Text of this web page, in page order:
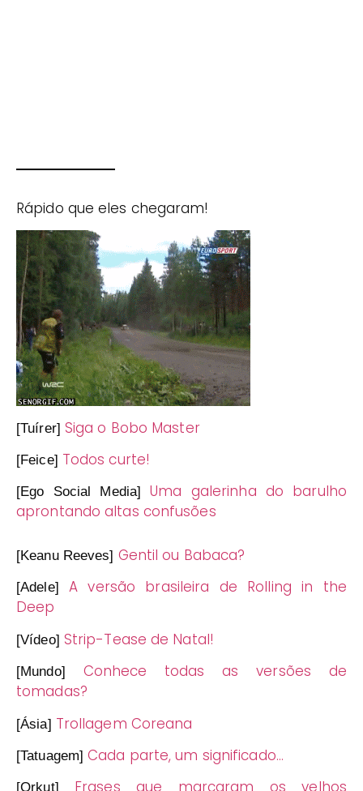
Rápido que eles chegaram!
[Tuírer] Siga o Bobo Master
[Feice] Todos curte!
[Ego Social Media]
Uma galerinha do barulho
aprontando altas confusões
[Keanu Reeves] Gentil ou Babaca?
[Adele]
A versão brasileira de Rolling in the
Deep
[Vídeo] Strip-Tease de Natal!
[Mundo]
Conhece todas as versões de
tomadas?
[Ásia] Trollagem Coreana
[Tatuagem] Cada parte, um significado…
[Orkut]